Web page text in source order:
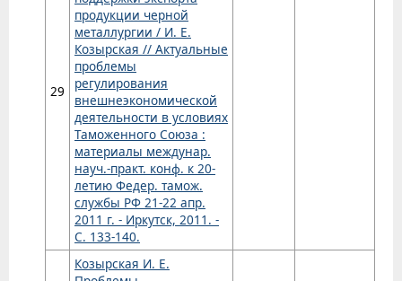
29
продукции черной
металлургии / И. Е.
Козырская // Актуальные
проблемы
регулирования
внешнеэкономической
деятельности в условиях
Таможенного Союза :
материалы междунар.
науч.-практ. конф. к 20-
летию Федер. тамож.
службы РФ 21-22 апр.
2011 г. - Иркутск, 2011. -
С. 133-140.
Козырская И. Е.